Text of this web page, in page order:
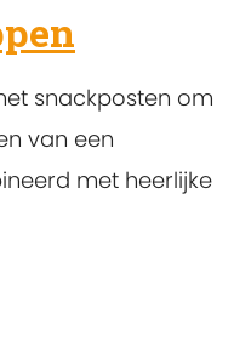
snackposten om
van een
met heerlijke